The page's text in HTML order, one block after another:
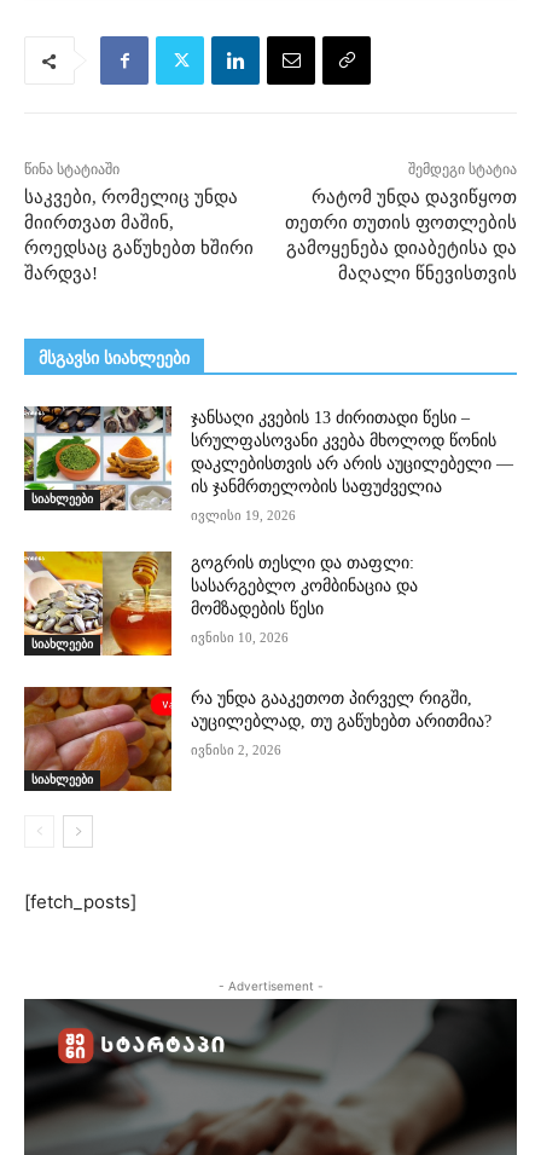
წინა სტატიაში
საკვები, რომელიც უნდა
მიირთვათ მაშინ,
როედსაც გაწუხებთ ხშირი
შარდვა!
შემდეგი სტატია
რატომ უნდა დავიწყოთ
თეთრი თუთის ფოთლების
გამოყენება დიაბეტისა და
მაღალი წნევისთვის
მსგავსი სიახლეები
სიახლეები
ჯანსაღი კვების 13 ძირითადი წესი –
სრულფასოვანი კვება მხოლოდ წონის
დაკლებისთვის არ არის აუცილებელი —
ის ჯანმრთელობის საფუძველია
ივლისი 19, 2026
სიახლეები
გოგრის თესლი და თაფლი:
სასარგებლო კომბინაცია და
მომზადების წესი
ივნისი 10, 2026
სიახლეები
რა უნდა გააკეთოთ პირველ რიგში,
აუცილებლად, თუ გაწუხებთ არითმია?
ივნისი 2, 2026
[fetch_posts]
- Advertisement -